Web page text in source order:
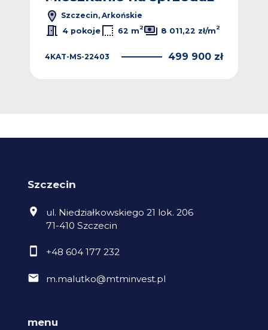
Szczecin, Arkońskie
4 pokoje
62 m2 8 011,22 zł/m2
4KAT-MS-22403 499 900 zł
Szczecin
ul. Niedziałkowskiego 21 lok. 206
71-410 Szczecin
+48 604 177 232
m.malutko@mtminvest.pl
menu